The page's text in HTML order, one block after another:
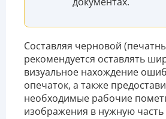
Составляя черновой
рекомендуется оставлять
визуальное нахождение
опечаток, а также
необходимые рабочие
изображения в нужную часть